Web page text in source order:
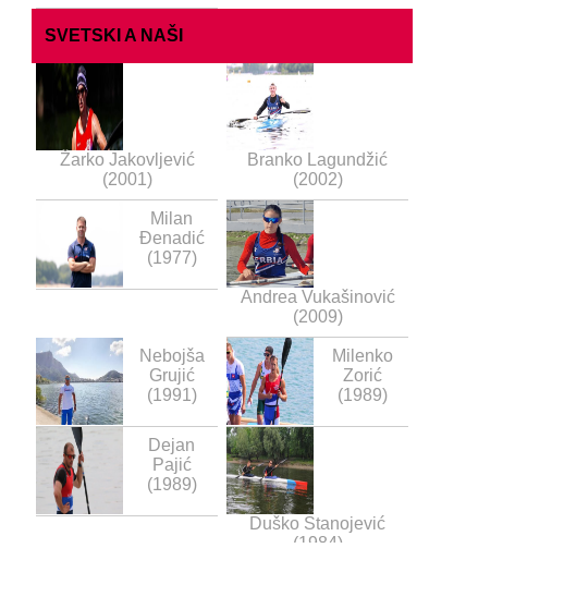
SVETSKI A NAŠI
Žarko Jakovljević
(2001)
Branko Lagundžić
(2002)
Milan
Đenadić
(1977)
Andrea Vukašinović
(2009)
Nebojša
Grujić
(1991)
Milenko
Zorić
(1989)
Dejan
Pajić
(1989)
Duško Stanojević
(1984)